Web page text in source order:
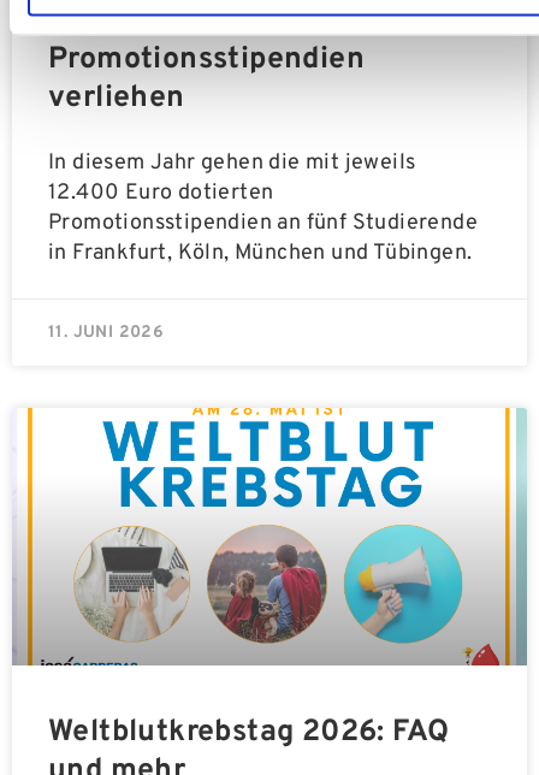
Fünf José Carreras-
Promotionsstipendien
verliehen
In diesem Jahr gehen die mit jeweils
12.400 Euro dotierten
Promotionsstipendien an fünf Studierende
in Frankfurt, Köln, München und Tübingen.
11. JUNI 2026
Weltblutkrebstag 2026: FAQ